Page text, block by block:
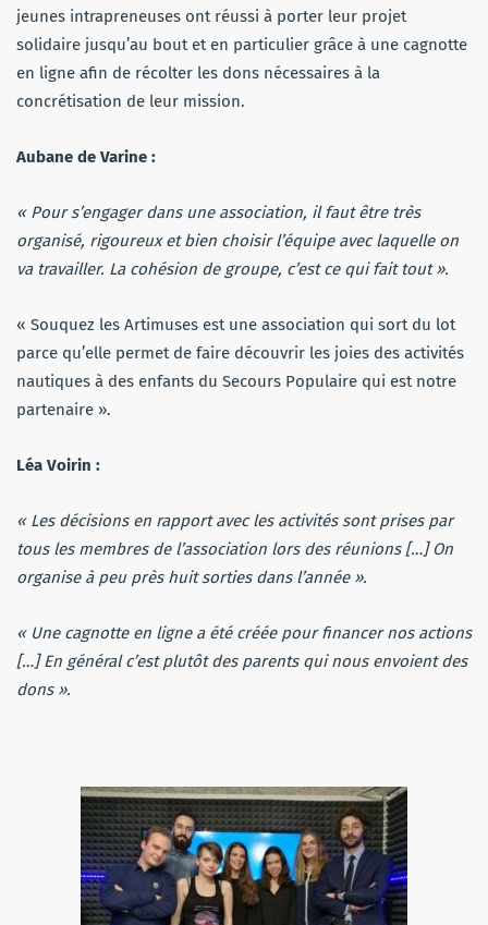
jeunes intrapreneuses ont réussi à porter leur projet
solidaire jusqu’au bout et en particulier grâce à une cagnotte
en ligne afin de récolter les dons nécessaires à la
concrétisation de leur mission.
Aubane de Varine :
« Pour s’engager dans une association, il faut être très
organisé, rigoureux et bien choisir l’équipe avec laquelle on
va travailler. La cohésion de groupe, c’est ce qui fait tout ».
« Souquez les Artimuses est une association qui sort du lot
parce qu’elle permet de faire découvrir les joies des activités
nautiques à des enfants du Secours Populaire qui est notre
partenaire ».
Léa Voirin :
« Les décisions en rapport avec les activités sont prises par
tous les membres de l’association lors des réunions […] On
organise à peu près huit sorties dans l’année ».
« Une cagnotte en ligne a été créée pour financer nos actions
[…] En général c’est plutôt des parents qui nous envoient des
dons ».